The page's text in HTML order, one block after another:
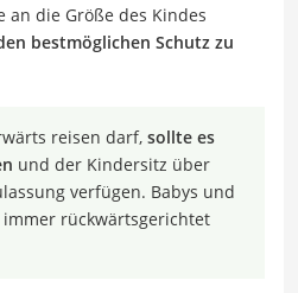
an die Größe des Kindes
bestmöglichen Schutz zu
reisen darf, sollte es
und der Kindersitz über
verfügen. Babys und
rückwärtsgerichtet